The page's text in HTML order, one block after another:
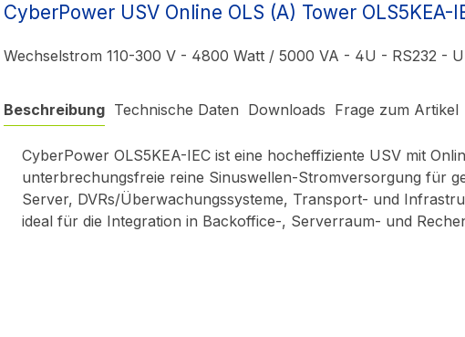
CyberPower USV Online OLS (A) Tower OLS5KEA-
Wechselstrom 110-300 V - 4800 Watt / 5000 VA - 4U - RS232 -
Beschreibung Technische Daten Downloads Frage zum Artikel
CyberPower OLS5KEA-IEC ist eine hocheffiziente USV mit
unterbrechungsfreie reine Sinuswellen-Stromversorgung für
Server, DVRs/Überwachungssysteme, Transport- und
ideal für die Integration in Backoffice-, Serverraum- und